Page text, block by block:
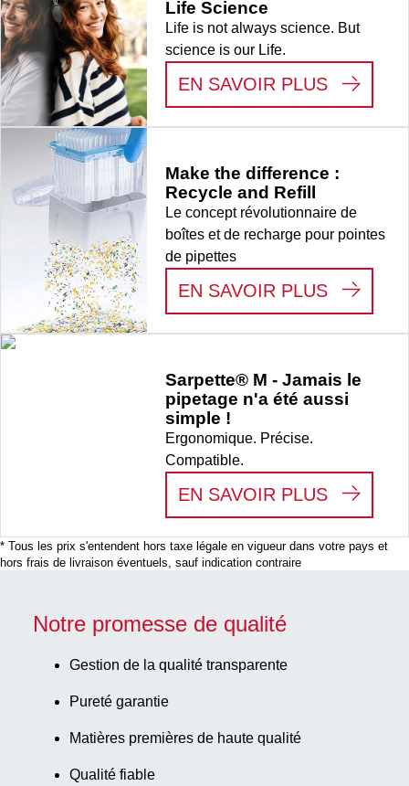
pièce(s)/SingleRefill
Life Science
Life is not always science. But
science is our Life.
EN SAVOIR PLUS: LIFE
Make the difference :
Recycle and Refill
Le concept révolutionnaire de
boîtes et de recharge pour pointes
de pipettes
EN SAVOIR PLUS: MAKE
Sarpette® M - Jamais le
pipetage n'a été aussi
simple !
Ergonomique. Précise.
Compatible.
EN SAVOIR PLUS:
* Tous les prix s'entendent hors taxe légale en vigueur dans votre pays et
hors frais de livraison éventuels, sauf indication contraire
Notre promesse de qualité
Gestion de la qualité transparente
Pureté garantie
Matières premières de haute qualité
Qualité fiable